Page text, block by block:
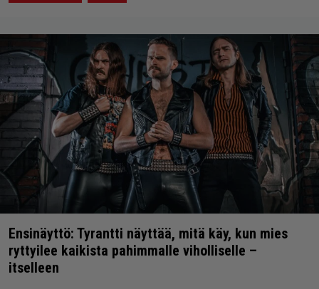
Ensinäyttö: Tyrantti näyttää, mitä käy, kun mies
ryttyilee kaikista pahimmalle viholliselle –
itselleen